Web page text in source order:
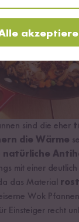
sind die eher
die Wärme
natürliche
mit einer deutlich
das Material
Wok Pfannen
Einsteiger recht